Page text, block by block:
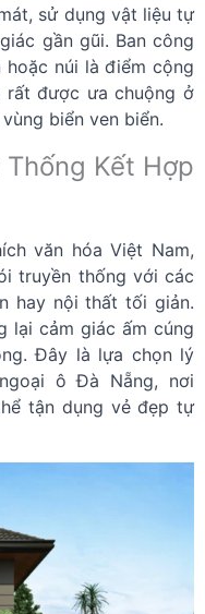
sử dụng vật liệu tự
gần gũi. Ban công
núi là điểm cộng
rất được ưa chuộng ở
biển ven biển.
Kết Hợp
văn hóa Việt Nam,
truyền thống với các
hay nội thất tối giản.
lại cảm giác ấm cúng
Đây là lựa chọn lý
ô Đà Nẵng, nơi
tận dụng vẻ đẹp tự